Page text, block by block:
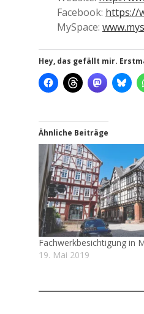
Face­book: https://
MySpace:
Hey, das gefällt mir.
Ähnliche Beiträge
Fachwerkbesichtigung in
19. Mai 2019